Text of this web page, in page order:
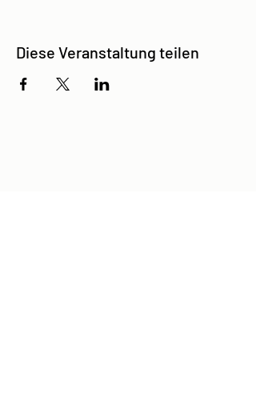
Diese Veranstaltung teilen